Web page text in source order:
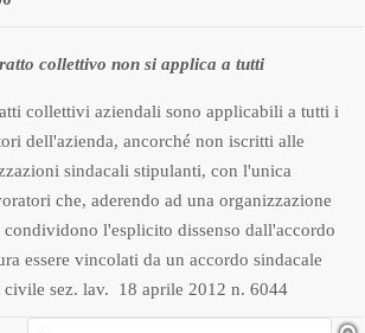
collettivo non si applica a tutti
collettivi aziendali sono applicabili a tutti i
dell'azienda, ancorché non iscritti alle
sindacali stipulanti, con l'unica
che, aderendo ad una organizzazione
condividono l'esplicito dissenso dall'accordo
essere vincolati da un accordo sindacale
civile sez. lav. 18 aprile 2012 n. 6044